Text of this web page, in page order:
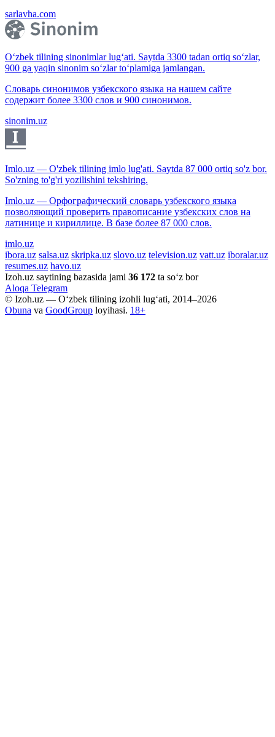
sarlavha.com
O‘zbek tilining sinonimlar lug‘ati. Saytda 3300 tadan ortiq so‘zlar,
900 ga yaqin sinonim so‘zlar to‘plamiga jamlangan.
Словарь синонимов узбекского языка на нашем сайте
содержит более 3300 слов и 900 синонимов.
sinonim.uz
Imlo.uz — O'zbek tilining imlo lug'ati. Saytda 87 000 ortiq so'z bor.
So'zning to'g'ri yozilishini tekshiring.
Imlo.uz — Орфографический словарь узбекского языка
позволяющий проверить правописание узбекских слов на
латинице и кириллице. В базе более 87 000 слов.
imlo.uz
ibora.uz salsa.uz skripka.uz slovo.uz television.uz vatt.uz iboralar.uz
resumes.uz havo.uz
Izoh.uz saytining bazasida jami 36 172 ta so‘z bor
Aloqa Telegram
© Izoh.uz — O‘zbek tilining izohli lug‘ati, 2014–2026
Obuna va GoodGroup loyihasi. 18+